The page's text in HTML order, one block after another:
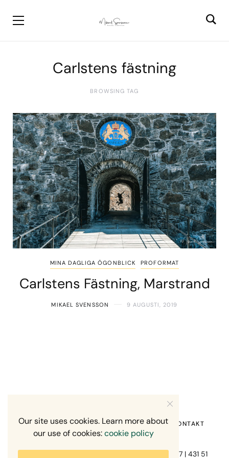
Carlstens fästning
BROWSING TAG
MINA DAGLIGA ÖGONBLICK PROFORMAT
Carlstens Fästning, Marstrand
MIKAEL SVENSSON 9 AUGUSTI, 2019
Fotograf Mikael Svensson | Gundefjällsgatan 407 | 431 51
HEM OM MIG RECENSION OM MIG KONTAKT
Our site uses cookies. Learn more about
our use of cookies:cookie policy